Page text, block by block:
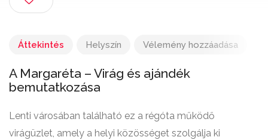
Áttekintés Helyszín Vélemény hozzáadása
A Margaréta – Virág és ajándék
bemutatkozása
Lenti városában található ez a régóta működő
virágüzlet, amely a helyi közösséget szolgálja ki